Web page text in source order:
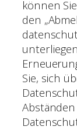
können
den
Sie, sich